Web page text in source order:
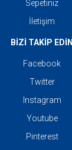
Sepetiniz
İletişim
BİZİ TAKİP EDİN
Facebook
Twitter
Instagram
Youtube
Pinterest